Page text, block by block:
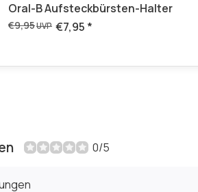
Oral-B Aufsteckbürsten-Halter
€9,95UVP €7,95 *
0/5